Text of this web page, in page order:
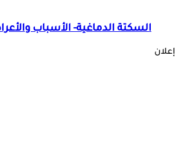
السكتة الدماغية- الأسباب
إعلان